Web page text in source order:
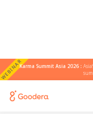
WEBINARKarma Summit Asia 2026 :